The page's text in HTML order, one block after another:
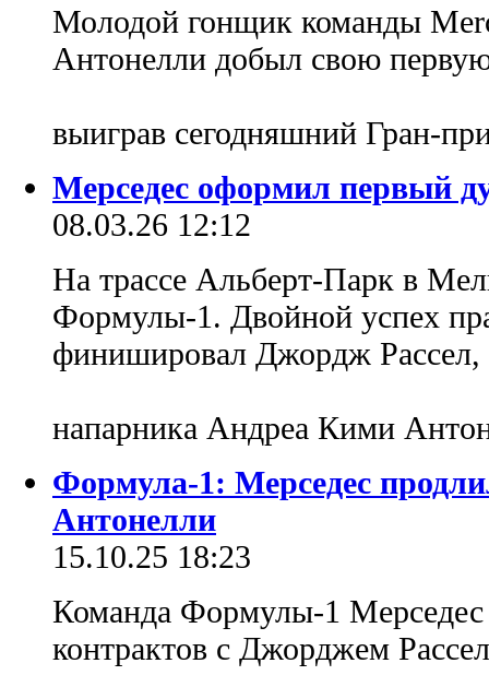
Молодой гонщик команды
Антонелли добыл свою
выиграв сегодняшний Гран-
Мерседес оформил первый
08.03.26 12:12
На трассе Альберт-Парк в
Формулы-1. Двойной успех
финишировал Джордж Рассел,
напарника Андреа Кими
Формула-1: Мерседес
Антонелли
15.10.25 18:23
Команда Формулы-1 Мерседес
контрактов с Джорджем